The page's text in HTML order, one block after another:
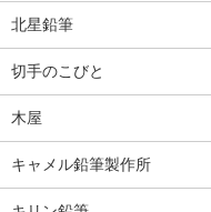
北星鉛筆
切手のこびと
木屋
キャメル鉛筆製作所